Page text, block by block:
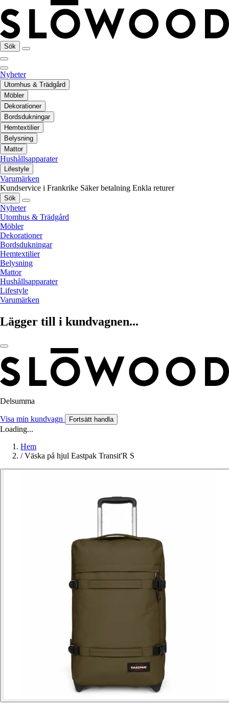
Sök
Nyheter
Utomhus & Trädgård
Möbler
Dekorationer
Bordsdukningar
Hemtextilier
Belysning
Mattor
Hushållsapparater
Lifestyle
Varumärken
Kundservice i Frankrike Säker betalning Enkla returer
Sök
Nyheter
Utomhus & Trädgård
Möbler
Dekorationer
Bordsdukningar
Hemtextilier
Belysning
Mattor
Hushållsapparater
Lifestyle
Varumärken
Lägger till i kundvagnen...
Delsumma
Visa min kundvagn Fortsätt handla
Loading...
Hem
/ Väska på hjul Eastpak Transit'R S